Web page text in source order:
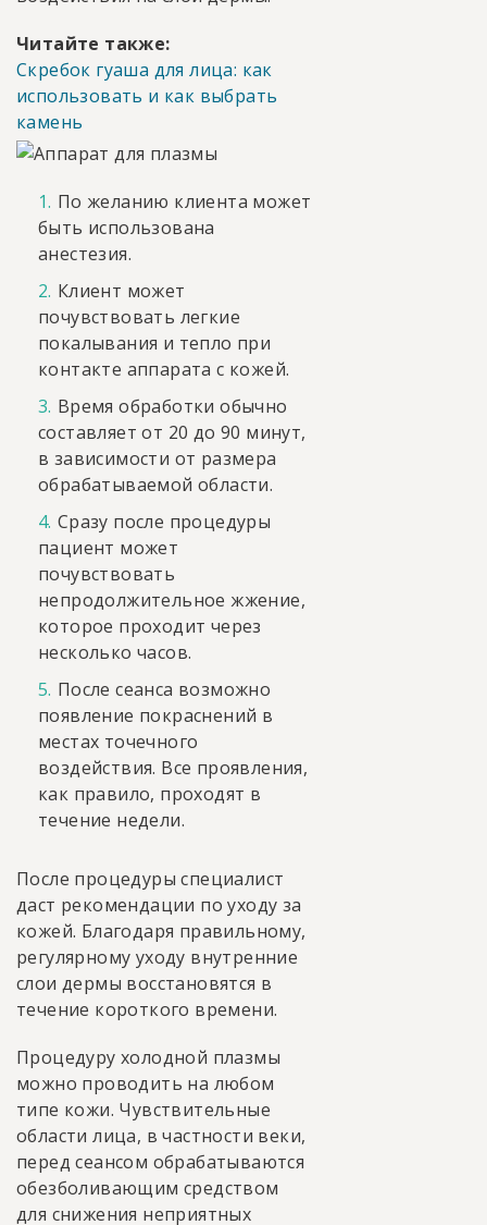
Читайте также:
Скребок гуаша для лица: как
использовать и как выбрать
камень
По желанию клиента может
быть использована
анестезия.
Клиент может
почувствовать легкие
покалывания и тепло при
контакте аппарата с кожей.
Время обработки обычно
составляет от 20 до 90 минут,
в зависимости от размера
обрабатываемой области.
Сразу после процедуры
пациент может
почувствовать
непродолжительное жжение,
которое проходит через
несколько часов.
После сеанса возможно
появление покраснений в
местах точечного
воздействия. Все проявления,
как правило, проходят в
течение недели.
После процедуры специалист
даст рекомендации по уходу за
кожей. Благодаря правильному,
регулярному уходу внутренние
слои дермы восстановятся в
течение короткого времени.
Процедуру холодной плазмы
можно проводить на любом
типе кожи. Чувствительные
области лица, в частности веки,
перед сеансом обрабатываются
обезболивающим средством
для снижения неприятных